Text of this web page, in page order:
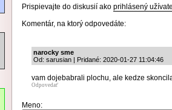
Prispievajte do diskusií ako prihlásený
Komentár, na ktorý odpovedáte:
narocky sme
Od: sarusian | Pridané: 2020-01-27 11:04:46
vam dojebabrali plochu, ale kedze
Odpovedať
Meno: